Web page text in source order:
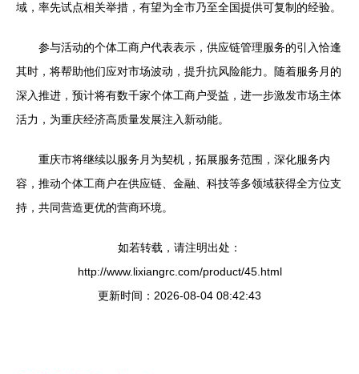
域，率先试点相关举措，有望为全市乃至全国提供可复制的经验。
参与活动的个体工商户代表表示，供应链管理服务的引入恰逢
其时，将帮助他们应对市场波动，提升抗风险能力。随着服务月的
深入推进，预计将有数千家个体工商户受益，进一步激发市场主体
活力，为重庆经济高质量发展注入新动能。
重庆市将继续以服务月为契机，拓展服务范围，深化服务内
容，推动个体工商户在供应链、金融、科技等多领域获得全方位支
持，共同营造更优的营商环境。
如若转载，请注明出处：
http://www.lixiangrc.com/product/45.html
更新时间：2026-08-04 08:42:43